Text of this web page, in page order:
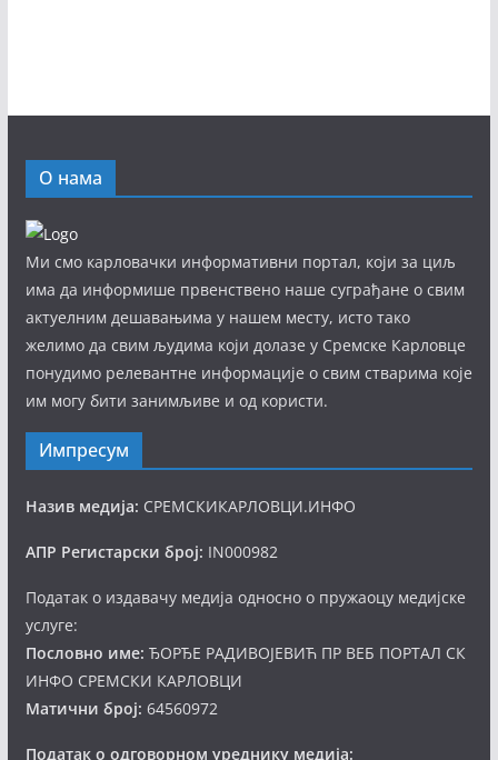
О нама
Ми смо карловачки информативни портал, који за циљ
има да информише првенствено наше суграђане о свим
актуелним дешавањима у нашем месту, исто тако
желимо да свим људима који долазе у Сремске Карловце
понудимо релевантне информације о свим стварима које
им могу бити занимљиве и од користи.
Импресум
Назив медија: СРЕМСКИКАРЛОВЦИ.ИНФО
АПР Регистарски број: IN000982
Податак о издавачу медија односно о пружаоцу медијске
услуге:
Пословно име: ЂОРЂЕ РАДИВОЈЕВИЋ ПР ВЕБ ПОРТАЛ СК
ИНФО СРЕМСКИ КАРЛОВЦИ
Матични број: 64560972
Податак о одговорном уреднику медија: